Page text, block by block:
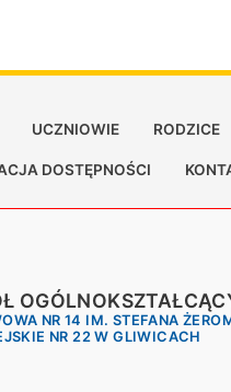
UCZNIOWIE RODZICE
DOSTĘPNOŚCI
NR 14 IM. STEFANA
NR 22 W GLIWICACH